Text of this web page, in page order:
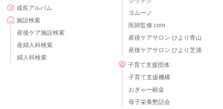
成長アルバム
施設検索
産後ケア施設検索
産婦人科検索
婦人科検索
ヨムーノ
医師監修.com
産後ケアサロン ひより青山
産後ケアサロン ひより芝浦
子育て支援団体
子育て支援機構
おぎゃー献金
母子栄養懇話会